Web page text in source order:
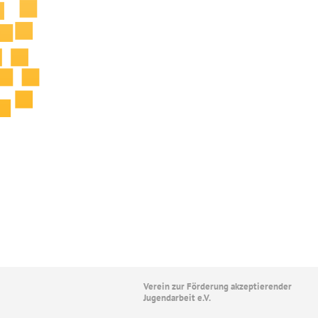
Verein zur Förderung akzeptierender
Jugendarbeit e.V.